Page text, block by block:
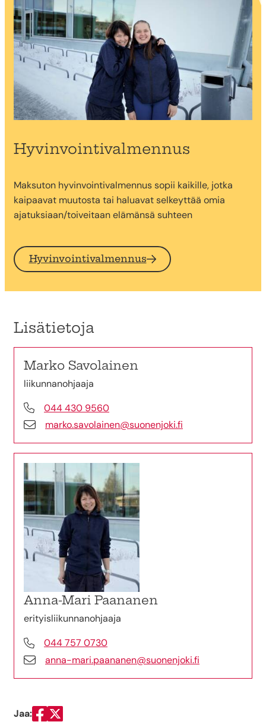
Hyvinvointivalmennus
Maksuton hyvinvointivalmennus sopii kaikille, jotka
kaipaavat muutosta tai haluavat selkeyttää omia
ajatuksiaan/toiveitaan elämänsä suhteen
Hyvinvointivalmennus
Lisätietoja
Marko Savolainen
liikunnanohjaaja
044 430 9560
marko.savolainen@suonenjoki.fi
Anna-Mari Paananen
erityisliikunnanohjaaja
044 757 0730
anna-mari.paananen@suonenjoki.fi
Jaa:
Jaa Facebookissa
Jaa Twitterissä